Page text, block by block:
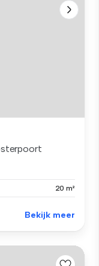
20 m²
Bekijk meer